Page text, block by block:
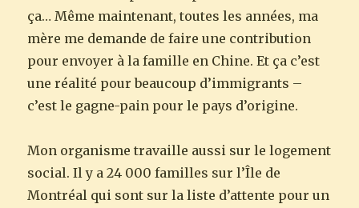
ça… Même maintenant, toutes les années, ma
mère me demande de faire une contribution
pour envoyer à la famille en Chine. Et ça c’est
une réalité pour beaucoup d’immigrants –
c’est le gagne-pain pour le pays d’origine.
Mon organisme travaille aussi sur le logement
social. Il y a 24 000 familles sur l’Île de
Montréal qui sont sur la liste d’attente pour un